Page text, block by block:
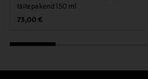
täitepakend 150 ml
Original Price
73,00 €